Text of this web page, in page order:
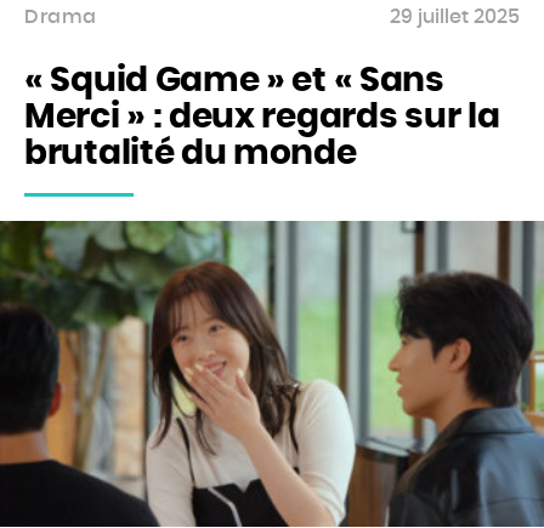
Rechercher
site
BOUTIQUE
Drama
« Squid Game » et « Sans
Merci » : deux regards sur la
brutalité du monde
29 juillet 2025